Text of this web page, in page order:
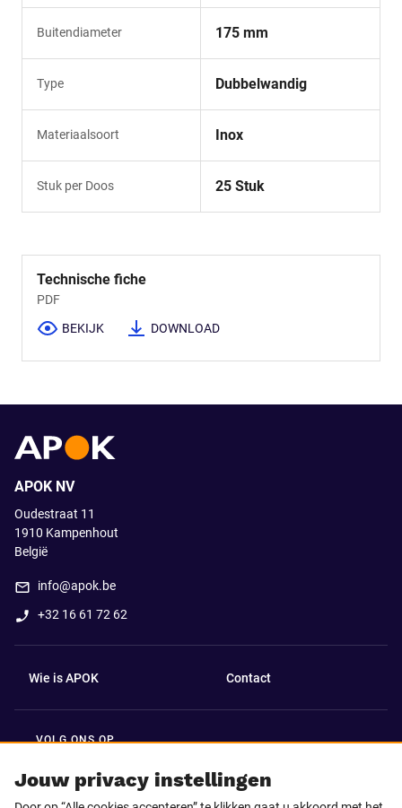
Buitendiameter 175 mm
Type Dubbelwandig
Materiaalsoort Inox
Stuk per Doos 25 Stuk
Technische fiche
PDF
BEKIJK DOWNLOAD
Jouw privacy instellingen
APOK NV
Oudestraat 11
1910 Kampenhout
België
info@apok.be
+32 16 61 72 62
Wie is APOK Contact
VOLG ONS OP
Facebook LinkedIn